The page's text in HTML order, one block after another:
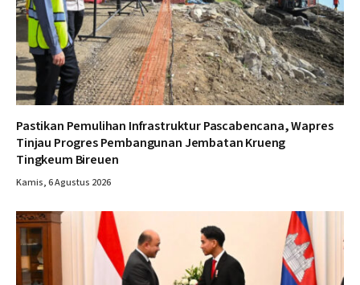
Pastikan Pemulihan Infrastruktur Pascabencana, Wapres
Tinjau Progres Pembangunan Jembatan Krueng
Tingkeum Bireuen
Kamis, 6 Agustus 2026